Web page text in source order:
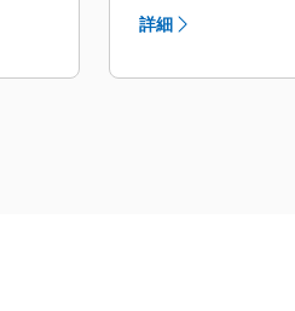
越えて旋回し
詳細